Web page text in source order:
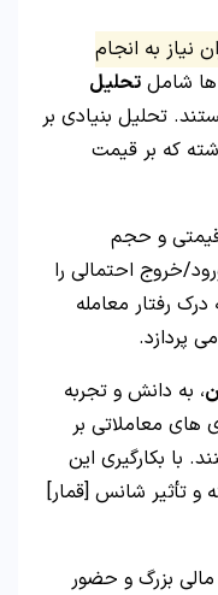
نیاز به انجام
ها شاملتحلیل
تحلیل بنیادی بر
که بر قیمت
قیمتی و حجم
خروج احتمالی را
درک رفتار معامله
پردازد.
، به دانش و تجربه
های معاملاتی بر
با بکارگیری این
و تأثیر شانس [قمار]
مالی بزرگ و حضور